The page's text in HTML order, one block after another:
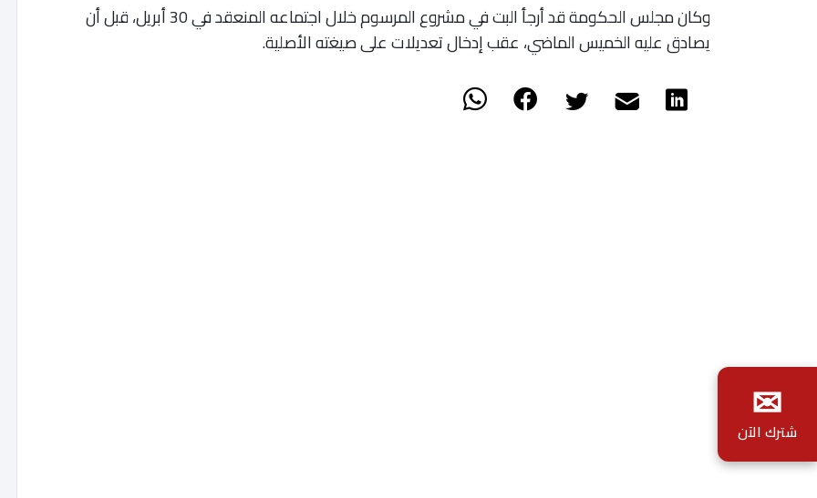
وكان مجلس الحكومة قد أرجأ البت في مشروع المرسوم خلال اجتماعه المنعقد في 30 أبريل، قبل أن
يصادق عليه الخميس الماضي، عقب إدخال تعديلات على صيغته الأصلية.
✉
شترك الآن